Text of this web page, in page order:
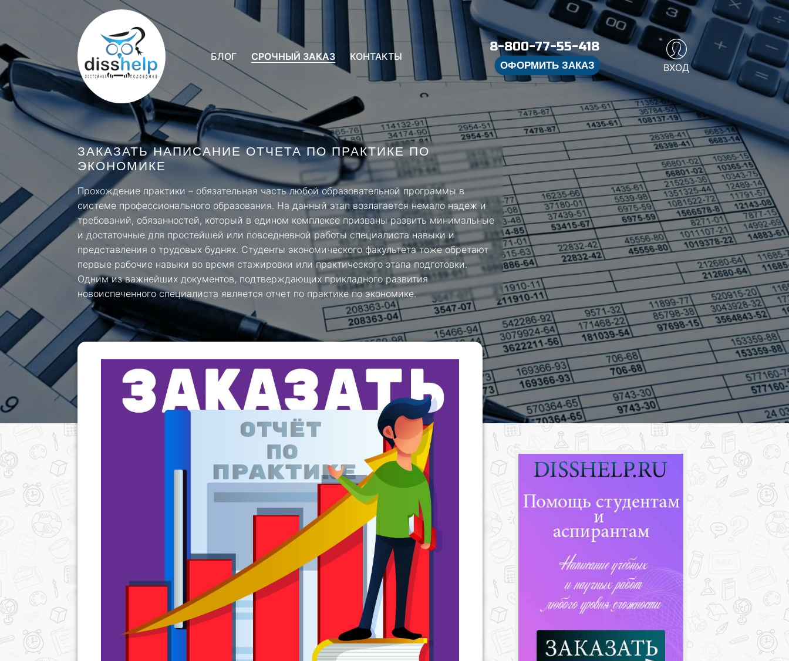
БЛОГ СРОЧНЫЙ ЗАКАЗ КОНТАКТЫ
8-800-77-55-418
ОФОРМИТЬ ЗАКАЗ ВХОД
ЗАКАЗАТЬ НАПИСАНИЕ ОТЧЕТА ПО ПРАКТИКЕ ПО
ЭКОНОМИКЕ
Прохождение практики – обязательная часть любой образовательной программы в
системе профессионального образования. На данный этап возлагается немало надеж и
требований, обязанностей, который в едином комплексе призваны развить минимальные
и достаточные для простейшей или повседневной работы специалиста навыки и
представления о трудовых буднях. Студенты экономического факультета тоже обретают
первые рабочие навыки во время стажировки или практического этапа подготовки.
Одним из важнейших документов, подтверждающих прикладного развития
новоиспеченного специалиста является отчет по практике по экономике.